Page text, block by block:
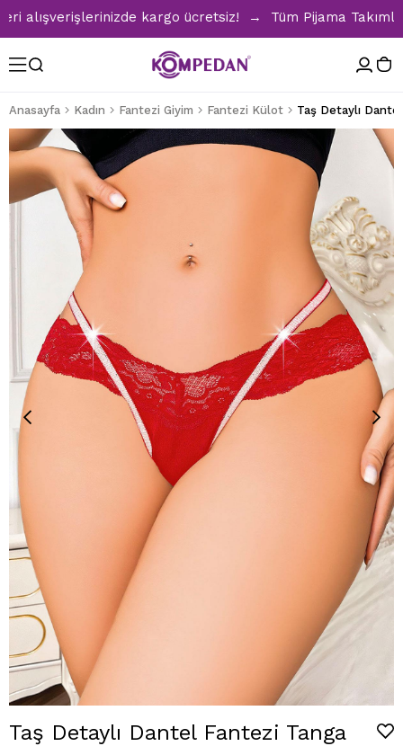
kargo ücretsiz! → Tüm Pijama
Anasayfa Kadın Fantezi Giyim Fantezi Külot Taş Detaylı
Taş Detaylı Dantel Fantezi Tanga